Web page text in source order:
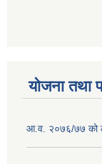
योजना तथा
आ.व. २०७६/७७ को